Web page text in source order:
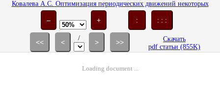
Ковалева А.С. Оптимизация периодических движений некоторых
виброударных систем // Изв. АН СССР. МТТ. 1983. № 6. С. 35-42.
– + : : : :
<< <
/
> >>
Скачать
pdf статьи (855K)
Loading document ...